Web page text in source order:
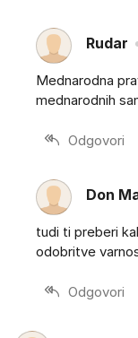
Rudar
Mednarodna
mednarodnih
Odgovori
Don
tudi ti preberi
odobritve
Odgovori